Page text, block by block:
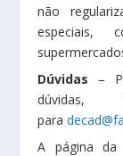
não
especiais,
Dúvidas –
para
A página da